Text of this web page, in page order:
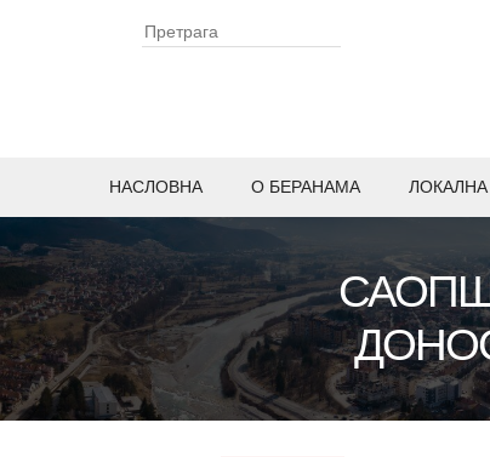
НАСЛОВНА O БЕРАНАМА